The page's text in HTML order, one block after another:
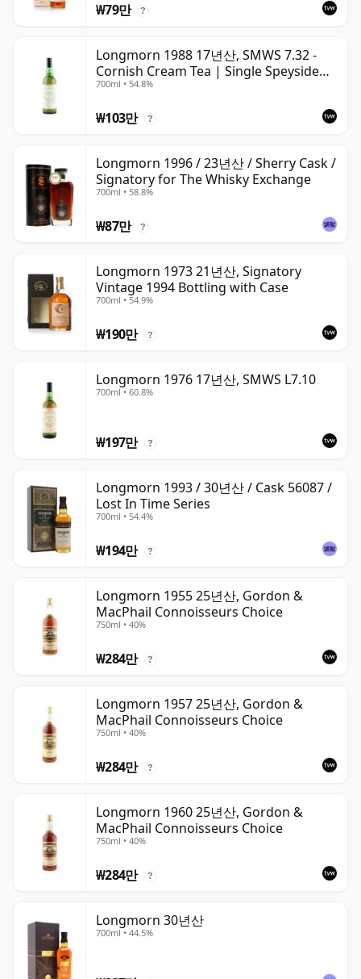
₩79만 ?
Longmorn 1988 17년산, SMWS 7.32 -
Cornish Cream Tea | Single Speyside
Malt Whisky | 54.8% | 70cl | The
700ml • 54.8%
₩103만 ?
Longmorn 1996 / 23년산 / Sherry Cask /
Signatory for The Whisky Exchange
700ml • 58.8%
₩87만 ?
Longmorn 1973 21년산, Signatory
Vintage 1994 Bottling with Case
700ml • 54.9%
₩190만 ?
Longmorn 1976 17년산, SMWS L7.10
700ml • 60.8%
₩197만 ?
Longmorn 1993 / 30년산 / Cask 56087 /
Lost In Time Series
700ml • 54.4%
₩194만 ?
Longmorn 1955 25년산, Gordon &
MacPhail Connoisseurs Choice
750ml • 40%
₩284만 ?
Longmorn 1957 25년산, Gordon &
MacPhail Connoisseurs Choice
750ml • 40%
₩284만 ?
Longmorn 1960 25년산, Gordon &
MacPhail Connoisseurs Choice
750ml • 40%
₩284만 ?
Longmorn 30년산
700ml • 44.5%